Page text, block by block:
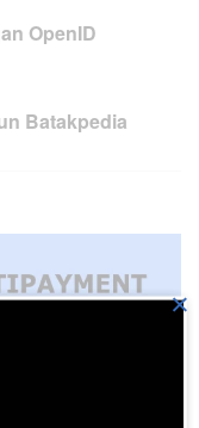
OpenID
Batakpedia
×